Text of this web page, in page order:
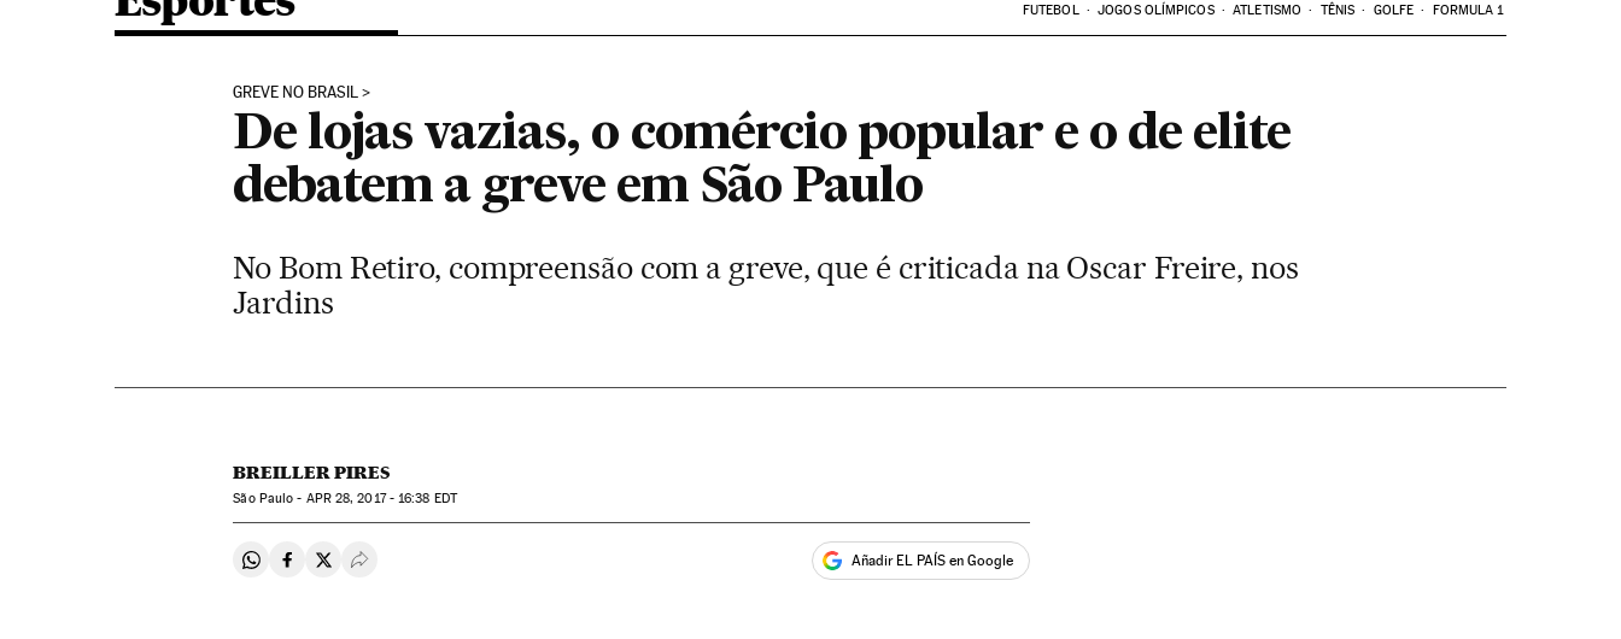
FUTEBOL JOGOS OLÍMPICOS ATLETISMO TÊNIS GOLFE FORMULA 1
GREVE NO BRASIL
De lojas vazias, o comércio popular e o de elite
debatem a greve em São Paulo
No Bom Retiro, compreensão com a greve, que é criticada na Oscar Freire, nos
Jardins
BREILLER PIRES
São Paulo - APR28, 2017 - 16:38 EDT
Compartir en Whatsapp
Compartir en Facebook
Compartir en Twitter
Desplegar Redes Sociales Añadir EL PAÍS en Google